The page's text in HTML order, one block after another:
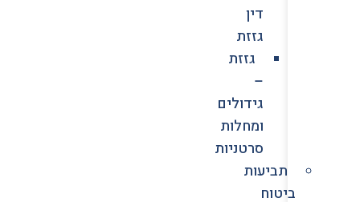
דין
גזזת
גזזת
–
גידולים
ומחלות
סרטניות
תביעות
ביטוח